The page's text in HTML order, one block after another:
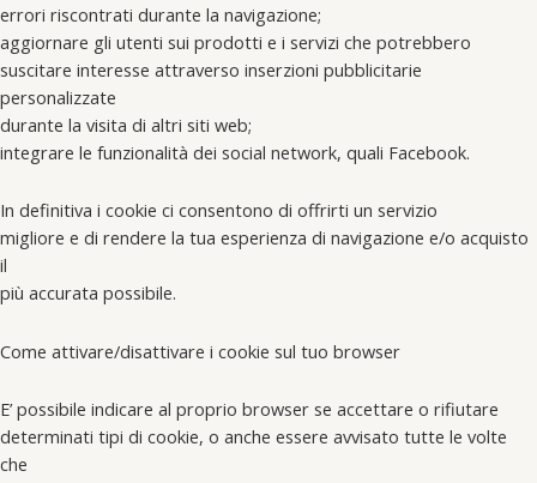
errori riscontrati durante la navigazione;
aggiornare gli utenti sui prodotti e i servizi che potrebbero
suscitare interesse attraverso inserzioni pubblicitarie
personalizzate
durante la visita di altri siti web;
integrare le funzionalità dei social network, quali Facebook.
In definitiva i cookie ci consentono di offrirti un servizio
migliore e di rendere la tua esperienza di navigazione e/o acquisto
il
più accurata possibile.
Come attivare/disattivare i cookie sul tuo browser
E’ possibile indicare al proprio browser se accettare o rifiutare
determinati tipi di cookie, o anche essere avvisato tutte le volte
che